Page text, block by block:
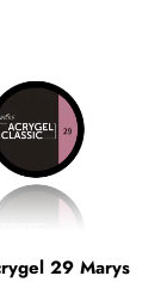
29 Marys